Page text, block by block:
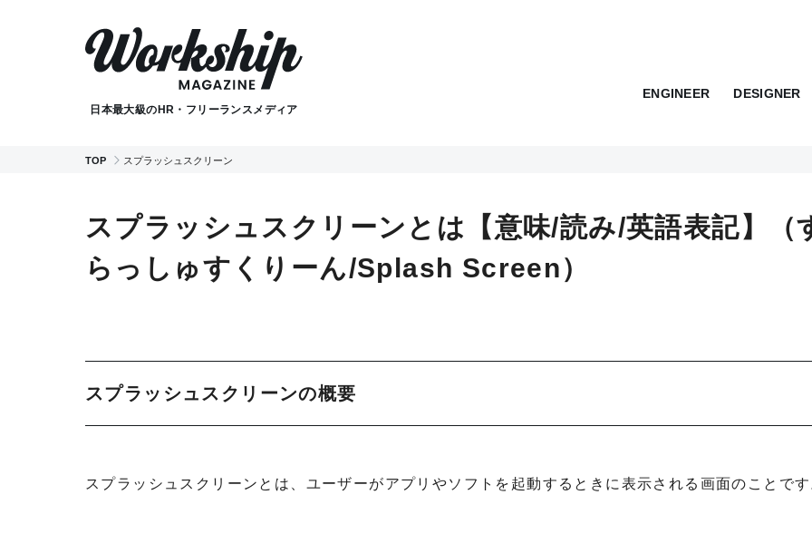
日本最大級のHR・フリーランスメディア
ENGINEER DESIGNER
TOP スプラッシュスクリーン
スプラッシュスクリーンとは【意味/読み/英語表記】（
らっしゅすくりーん/Splash Screen）
スプラッシュスクリーンの概要
スプラッシュスクリーンとは、ユーザーがアプリやソフトを起動するときに表示される画面のことで